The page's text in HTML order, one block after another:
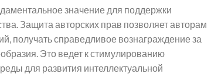
значение для поддержки
Защита авторских прав позволяет авторам
получать справедливое вознаграждение за
Это ведет к стимулированию
для развития интеллектуальной